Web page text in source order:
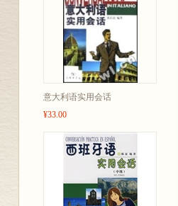
意大利语实用会话
¥33.00